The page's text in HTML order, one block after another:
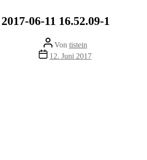
2017-06-11 16.52.09-1
Beitragsautor
Von tistein
Veröffentlichungsdatum
12. Juni 2017